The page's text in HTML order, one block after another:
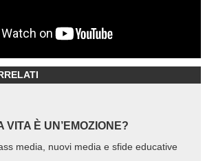
VITA È UN’EMOZIONE?
media, nuovi media e sfide educative